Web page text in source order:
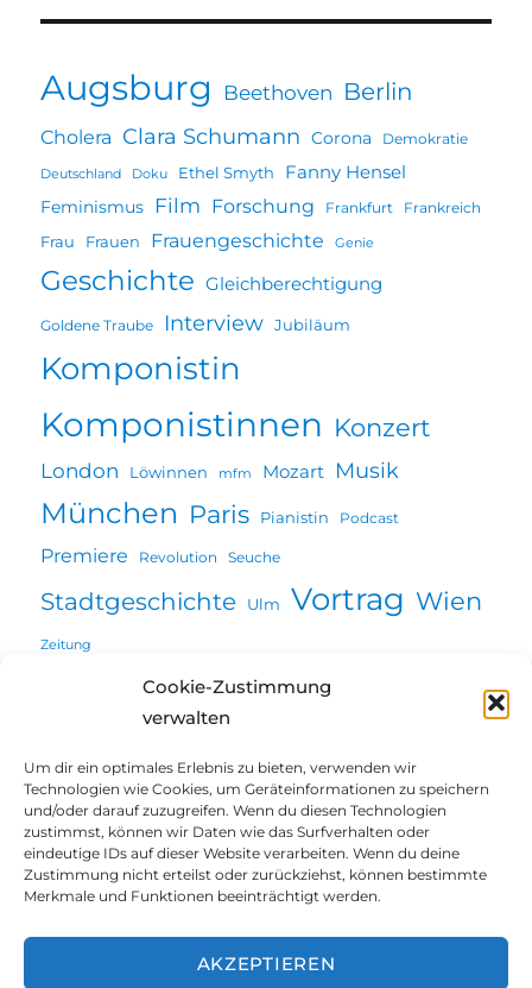
Cookie-Zustimmung
verwalten
Um dir ein optimales Erlebnis zu bieten, verwenden wir
Technologien wie Cookies, um Geräteinformationen zu speichern
und/oder darauf zuzugreifen. Wenn du diesen Technologien
zustimmst, können wir Daten wie das Surfverhalten oder
eindeutige IDs auf dieser Website verarbeiten. Wenn du deine
Zustimmung nicht erteilst oder zurückziehst, können bestimmte
Merkmale und Funktionen beeinträchtigt werden.
AKZEPTIEREN
Augsburg Beethoven Berlin
Cholera Clara Schumann Corona Demokratie
Deutschland Doku Ethel Smyth Fanny Hensel
Feminismus Film Forschung Frankfurt Frankreich
Frau Frauen Frauengeschichte Genie
Geschichte Gleichberechtigung
Goldene Traube Interview Jubiläum
Komponistin
Komponistinnen Konzert
London Löwinnen mfm Mozart Musik
München Paris Pianistin Podcast
Premiere Revolution Seuche
Stadtgeschichte Ulm Vortrag Wien
Zeitung
Über mich
Projekte | Vorträge
öffnen